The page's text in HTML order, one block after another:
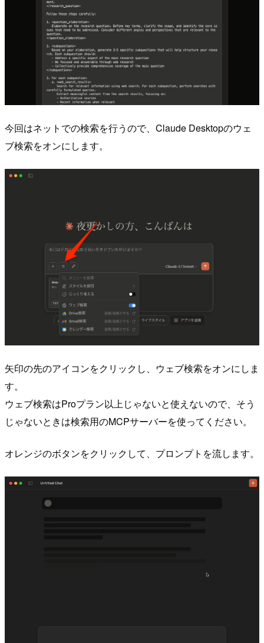
今回はネットでの検索を行うので、Claude Desktopのウェ
ブ検索をオンにします。
矢印の先のアイコンをクリックし、ウェブ検索をオンにしま
す。
ウェブ検索はProプラン以上じゃないと使えないので、そう
じゃないときは検索用のMCPサーバーを使ってください。
オレンジのボタンをクリックして、プロンプトを流します。